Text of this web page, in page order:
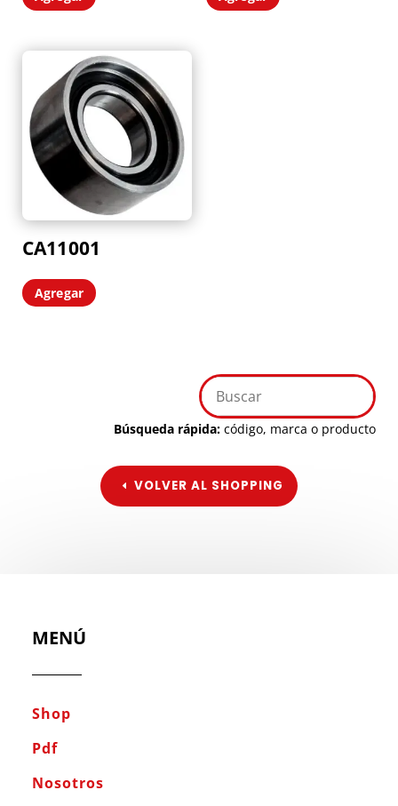
CA11001
Agregar
Búsqueda rápida: código, marca o producto
VOLVER AL SHOPPING
MENÚ
Shop
Pdf
Nosotros